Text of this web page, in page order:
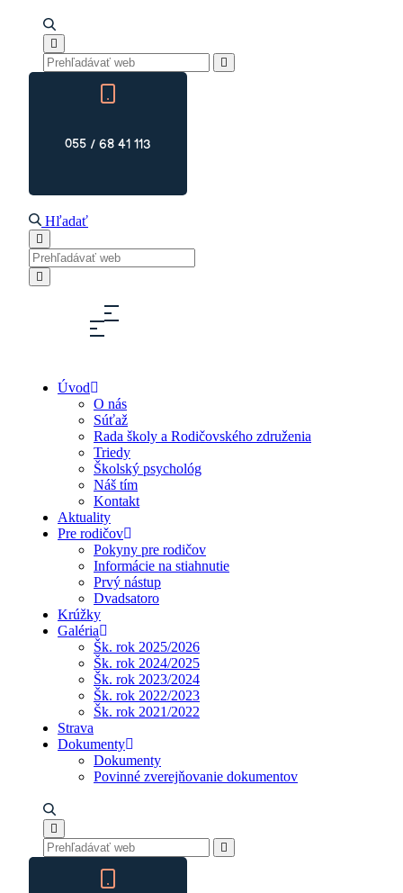
055 / 68 41 113
Hľadať
Úvod
O nás
Súťaž
Rada školy a Rodičovského združenia
Triedy
Školský psychológ
Náš tím
Kontakt
Aktuality
Pre rodičov
Pokyny pre rodičov
Informácie na stiahnutie
Prvý nástup
Dvadsatoro
Krúžky
Galéria
Šk. rok 2025/2026
Šk. rok 2024/2025
Šk. rok 2023/2024
Šk. rok 2022/2023
Šk. rok 2021/2022
Strava
Dokumenty
Dokumenty
Povinné zverejňovanie dokumentov